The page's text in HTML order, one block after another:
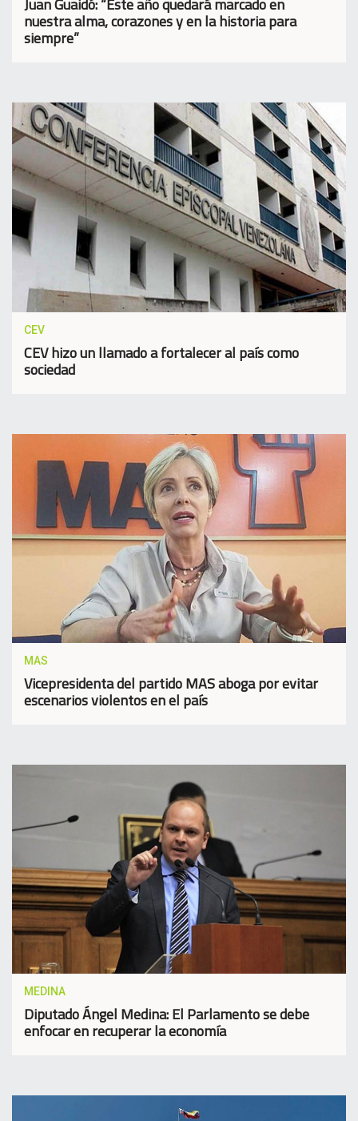
Juan Guaidó: “Este año quedará marcado en
nuestra alma, corazones y en la historia para
siempre”
CEV
CEV hizo un llamado a fortalecer al país como
sociedad
MAS
Vicepresidenta del partido MAS aboga por evitar
escenarios violentos en el país
MEDINA
Diputado Ángel Medina: El Parlamento se debe
enfocar en recuperar la economía